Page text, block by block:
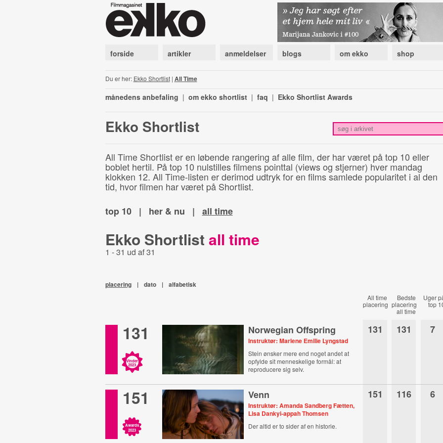
forside artikler anmeldelser blogs om ekko shop
Du er her: Ekko Shortlist| All Time
månedens anbefaling | om ekko shortlist | faq | Ekko Shortlist Awards
Ekko Shortlist
All Time Shortlist er en løbende rangering af alle film, der har været på top 10 eller
boblet hertil. På top 10 nulstilles filmens pointtal (views og stjerner) hver mandag
klokken 12. All Time-listen er derimod udtryk for en films samlede popularitet i al den
tid, hvor filmen har været på Shortlist.
top 10
| her & nu | all time
Ekko Shortlist all time
1 - 31 ud af 31
placering | dato | alfabetisk
All time
placering
Bedste
placering
all time
Uger
top
131
Vinder
2023
Norwegian Offspring
Instruktør: Marlene Emilie Lyngstad
Stein ønsker mere end noget andet at
opfylde sit menneskelige formål: at
reproducere sig selv.
131 131 7
151
Awards
2023
Venn
Instruktør: Amanda Sandberg Fætten,
Lisa Dankyi-appah Thomsen
Der altid er to sider af en historie.
151 116 6